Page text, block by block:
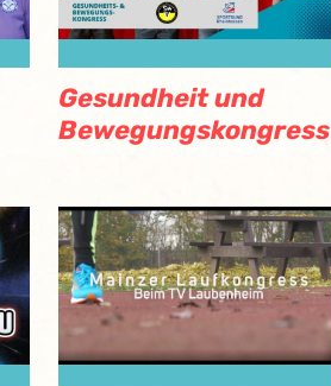
Gesundheit und
Bewegungskongress